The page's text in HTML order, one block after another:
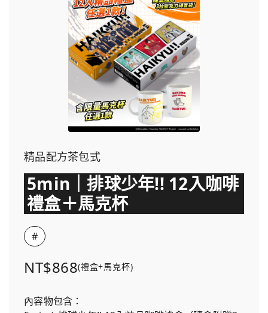
精品配方茶包式
5min｜排球少年!! 12入咖啡
禮盒＋馬克杯
#
NT$868(禮盒+馬克杯)
內容物包含：